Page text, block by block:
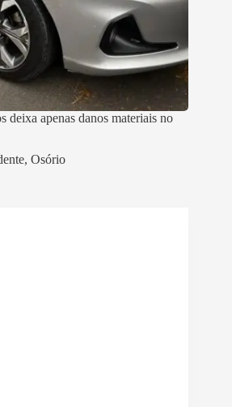
deixa apenas danos materiais no
, Osório